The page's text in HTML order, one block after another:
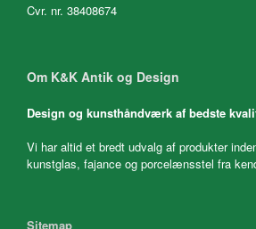
Cvr. nr. 38408674
Om K&K Antik og Design
Design og kunsthåndværk af bedste
Vi har altid et bredt udvalg af produkter
kunstglas, fajance og porcelænsstel fra
Sitemap